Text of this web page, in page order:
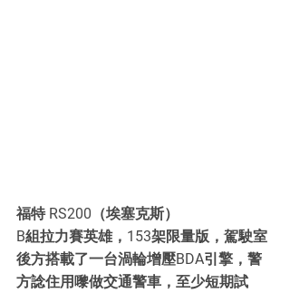
福特 RS200（埃塞克斯）
B組拉力賽英雄，153架限量版，駕駛室
後方搭載了一台渦輪增壓BDA引擎，警
方諗住用嚟做交通警車，至少短期試